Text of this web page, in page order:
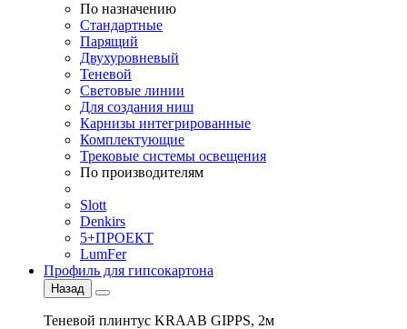
По назначению
Стандартные
Парящий
Двухуровневый
Теневой
Световые линии
Для создания ниш
Карнизы интегрированные
Комплектующие
Трековые системы освещения
По производителям
Slott
Denkirs
5+ПРОЕКТ
LumFer
Профиль для гипсокартона
Назад
Теневой плинтус KRAAB GIPPS, 2м